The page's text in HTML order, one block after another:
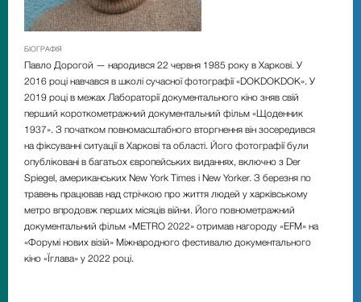
БІОГРАФІЯ
Павло Дорогой — народився 22 червня 1985 року в Харкові. У
2016 році навчався в школі сучасної фотографії «DOKDOKDOK». У
2019 році в межах Лабораторії документального кіно зняв свій
перший короткометражний документальний фільм «Щоденник
1937». З початком повномасштабного вторгнення він зосередився
на фіксуванні ситуації в Харкові та області. Його фотографії були
опубліковані в багатьох європейських виданнях, включно з Der
Spiegel, американських New York Times і New Yorker. З березня по
травень працював над стрічкою про життя людей у ​​харківському
метро впродовж перших місяців війни. Його повнометражний
документальний фільм «METRO 2022» отримав нагороду «EFM» на
«Форумі нових візій» Міжнародного фестивалю документального
кіно «Їглава» у 2022 році.